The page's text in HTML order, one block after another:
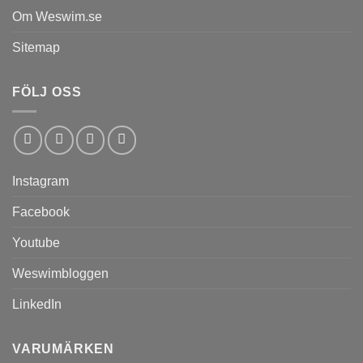
Om Weswim.se
Sitemap
FÖLJ OSS
Instagram
Facebook
Youtube
Weswimbloggen
LinkedIn
VARUMÄRKEN